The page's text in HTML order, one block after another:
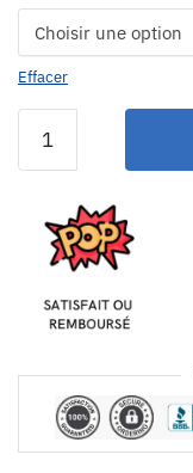
Effacer